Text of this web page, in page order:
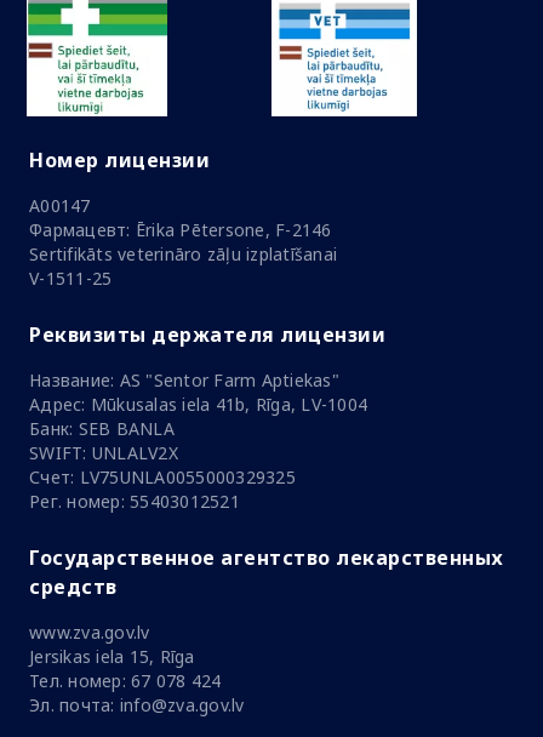
Номер лицензии
A00147
Фармацевт: Ērika Pētersone, F-2146
Sertifikāts veterināro zāļu izplatīšanai
V-1511-25
Реквизиты держателя лицензии
Название: AS "Sentor Farm Aptiekas"
Адрес: Mūkusalas iela 41b, Rīga, LV-1004
Банк: SEB BANLA
SWIFT: UNLALV2X
Счет: LV75UNLA0055000329325
Рег. номер: 55403012521
Государственное агентство лекарственных
средств
www.zva.gov.lv
Jersikas iela 15, Rīga
Тел. номер: 67 078 424
Эл. почта: info@zva.gov.lv